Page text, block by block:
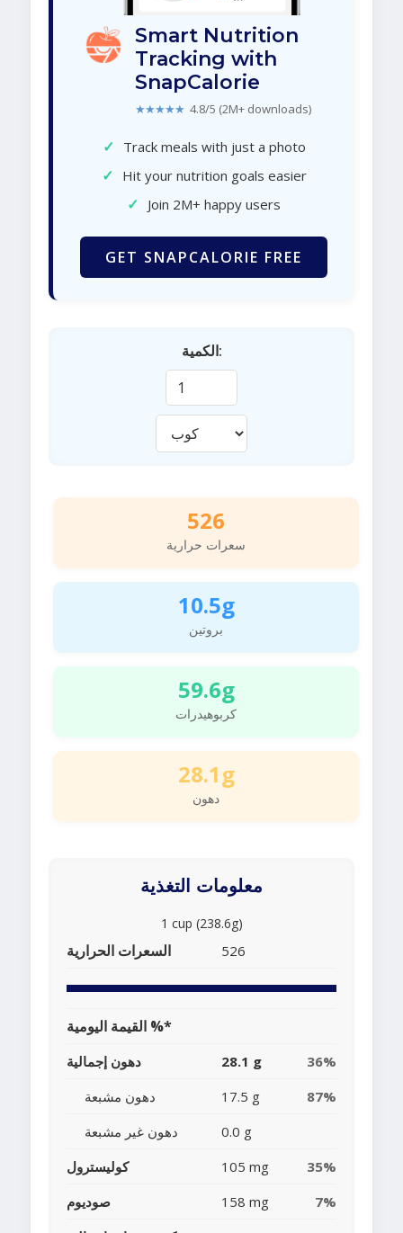
Smart Nutrition
Tracking with
SnapCalorie
★★★★★ 4.8/5 (2M+ downloads)
✓ Track meals with just a photo
✓ Hit your nutrition goals easier
✓ Join 2M+ happy users
GET SNAPCALORIE FREE
الكمية:
526
سعرات حرارية
10.5g
بروتين
59.6g
كربوهيدرات
28.1g
دهون
معلومات التغذية
1 cup (238.6g)
السعرات الحرارية 526
القيمة اليومية %*
دهون إجمالية 28.1 g
36%
دهون مشبعة
17.5 g
87%
دهون غير مشبعة
0.0 g
كوليسترول
105 mg
35%
صوديوم
158 mg
7%